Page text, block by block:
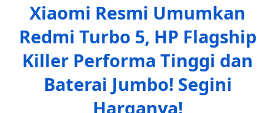
Xiaomi Resmi Umumkan
Redmi Turbo 5, HP Flagship
Killer Performa Tinggi dan
Baterai Jumbo! Segini
Harganya!